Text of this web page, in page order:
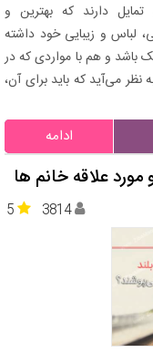
دارند که بهترین و
لباس و زیبایی خود داشته
و هم با مواردی که در
می‌آید که باید برای آن،
ادامه
علاقه خانم ها
5 3814